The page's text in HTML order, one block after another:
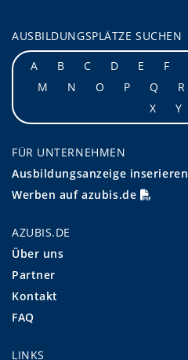
AUSBILDUNGSPLÄTZE SUCHEN
A
B C D E F
M
N O P Q R
X
Y
FÜR UNTERNEHMEN
Ausbildungsanzeige inserieren
Werben auf azubis.de
AZUBIS.DE
Über uns
Partner
Kontakt
FAQ
LINKS